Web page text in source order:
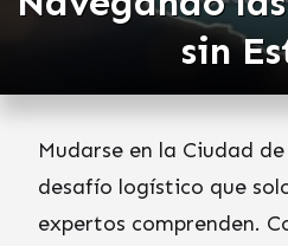
sin
Mudarse en la Ciudad
desafío logístico que
expertos comprenden.